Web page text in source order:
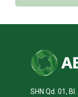
SHN Qd. 01,